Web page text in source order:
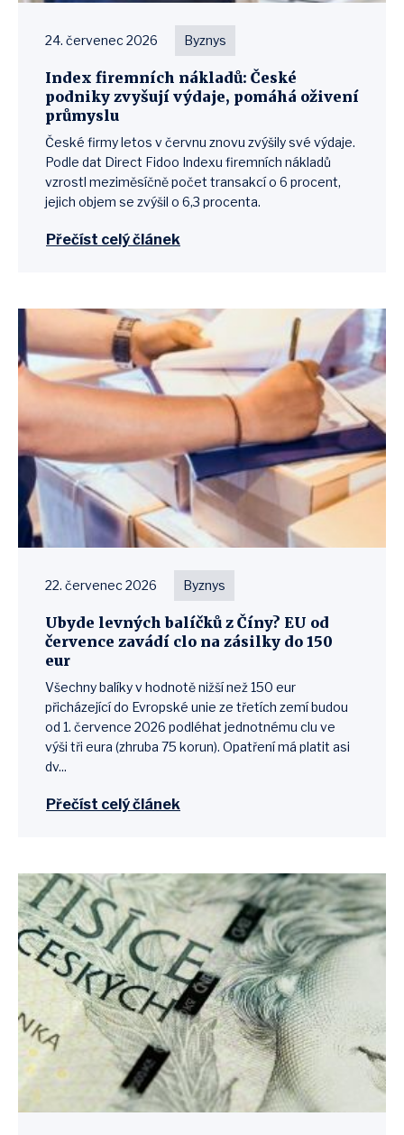
24. červenec 2026 Byznys
Index firemních nákladů: České
podniky zvyšují výdaje, pomáhá oživení
průmyslu
České firmy letos v červnu znovu zvýšily své výdaje.
Podle dat Direct Fidoo Indexu firemních nákladů
vzrostl meziměsíčně počet transakcí o 6 procent,
jejich objem se zvýšil o 6,3 procenta.
Přečíst celý článek
22. červenec 2026 Byznys
Ubyde levných balíčků z Číny? EU od
července zavádí clo na zásilky do 150
eur
Všechny balíky v hodnotě nižší než 150 eur
přicházející do Evropské unie ze třetích zemí budou
od 1. července 2026 podléhat jednotnému clu ve
výši tři eura (zhruba 75 korun). Opatření má platit asi
dv...
Přečíst celý článek